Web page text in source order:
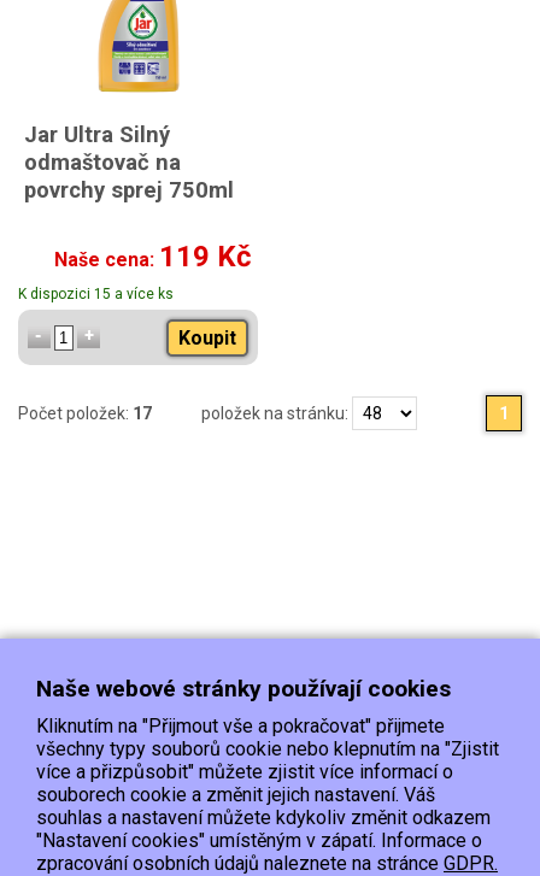
Jar Ultra Silný
odmaštovač na
povrchy sprej 750ml
Naše cena: 119 Kč
K dispozici 15 a více ks
Koupit
Počet položek: 17 položek na stránku: 1
Doprava Platba
Kontakt/Reklamace
Obchodní podmínky
Ochrana os.údajů
Naše webové stránky používají cookies
Kliknutím na "Přijmout vše a pokračovat" přijmete
všechny typy souborů cookie nebo klepnutím na "Zjistit
více a přizpůsobit" můžete zjistit více informací o
souborech cookie a změnit jejich nastavení. Váš
souhlas a nastavení můžete kdykoliv změnit odkazem
"Nastavení cookies" umístěným v zápatí. Informace o
zpracování osobních údajů naleznete na stránce GDPR.